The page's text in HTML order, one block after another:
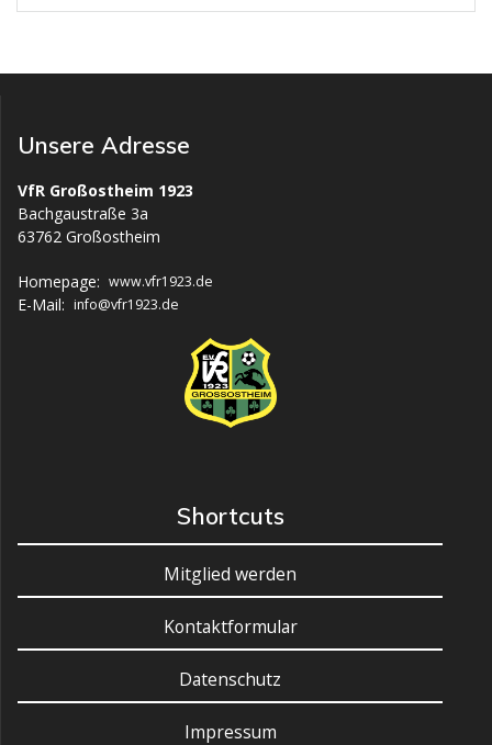
Unsere Adresse
VfR Großostheim 1923
Bachgaustraße 3a
63762 Großostheim
Homepage: www.vfr1923.de
E-Mail: info@vfr1923.de
Shortcuts
Mitglied werden
Kontaktformular
Datenschutz
Impressum